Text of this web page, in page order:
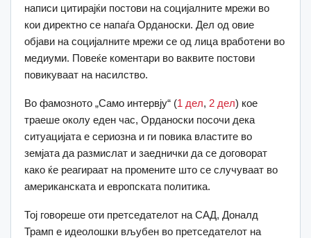
написи цитирајќи постови на социјалните мрежи во
кои директно се напаѓа Орданоски. Дел од овие
објави на социјалните мрежи се од лица вработени во
медиуми. Повеќе коментари во ваквите постови
повикуваат на насилство.
Во фамозното „Само интервју“ (1 дел, 2 дел) кое
траеше околу еден час, Орданоски посочи дека
ситуацијата е сериозна и ги повика властите во
земјата да размислат и заеднички да се договорат
како ќе реагираат на промените што се случуваат во
американската и европската политика.
Тој говореше оти претседателот на САД, Доналд
Трамп е идеолошки вљубен во претседателот на